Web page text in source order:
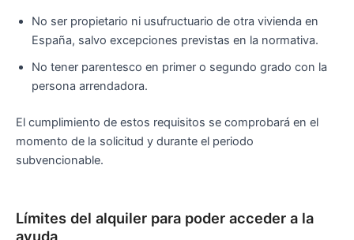
No ser propietario ni usufructuario de otra vivienda en
España, salvo excepciones previstas en la normativa.
No tener parentesco en primer o segundo grado con la
persona arrendadora.
El cumplimiento de estos requisitos se comprobará en el
momento de la solicitud y durante el periodo
subvencionable.
Límites del alquiler para poder acceder a la
ayuda